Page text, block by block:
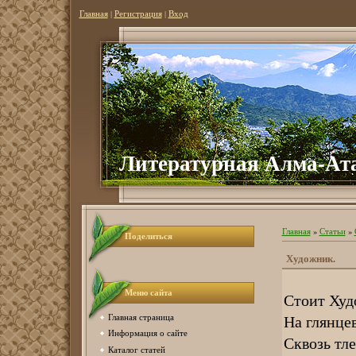
Главная| Регистрация| Вход
Литературная Алма-
Поделиться
Меню сайта
Главная страница
Информация о сайте
Каталог статей
Главная» Статьи»
Художник.
Стоит
На
Сквозь